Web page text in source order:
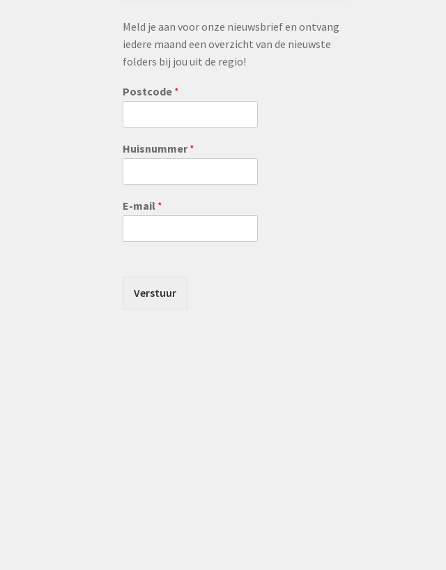
Meld je aan voor onze nieuwsbrief en ontvang
iedere maand een overzicht van de nieuwste
folders bij jou uit de regio!
Postcode *
Huisnummer*
E-mail *
Verstuur